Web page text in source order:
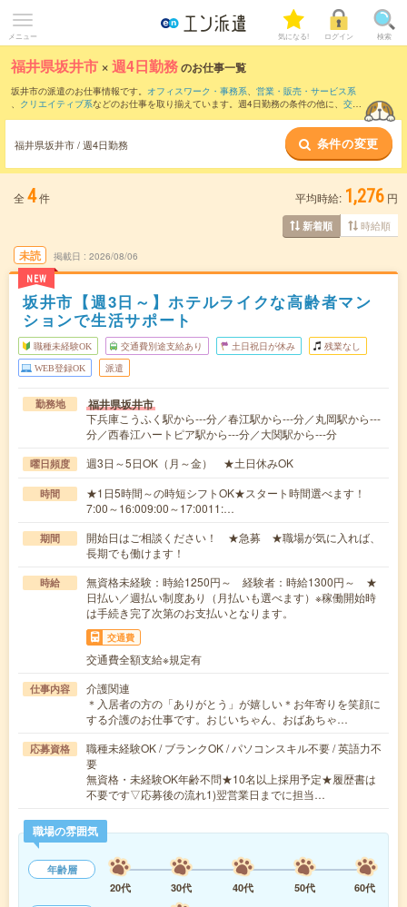
メニュー 気になる! ログイン 検索
福井県坂井市 ×週4日勤務のお仕事一覧
坂井市の派遣のお仕事情報です。 オフィスワーク・事務系、 営業・販売・サービス系
、 クリエイティブ系などのお仕事を取り揃えています。週4日勤務の条件の他に、 交通
福井県坂井市 / 週4日勤務 条件の変更
全 4件 平均時給: 1,276 円
新着順 時給順
未読
NEW
掲載日 2026/08/06
坂井市【週3日～】ホテルライクな高齢者マン
ションで生活サポート
職種未経験OK 交通費別途支給あり 土日祝日が休み 残業なし
WEB登録OK 派遣
勤務地 福井県坂井市
下兵庫こうふく駅から---分／春江駅から---分／丸岡駅から---
分／西春江ハートピア駅から---分／大関駅から---分
曜日頻度 週3日～5日OK（月～金） ★土日休みOK
時間
★1日5時間～の時短シフトOK★スタート時間選べます！
7:00～16:009:00～17:0011:…
期間
開始日はご相談ください！ ★急募 ★職場が気に入れば、
長期でも働けます！
時給
無資格未経験：時給1250円～ 経験者：時給1300円～ ★
日払い／週払い制度あり（月払いも選べます）※稼働開始時
は手続き完了次第のお支払いとなります。
交通費
交通費全額支給※規定有
仕事内容
介護関連
＊入居者の方の「ありがとう」が嬉しい＊お年寄りを笑顔に
する介護のお仕事です。おじいちゃん、おばあちゃ…
応募資格
職種未経験OK / ブランクOK / パソコンスキル不要 / 英語力不
要
無資格・未経験OK年齢不問★10名以上採用予定★履歴書は
不要です▽応募後の流れ1)翌営業日までに担当…
職場の雰囲気
年齢層
20代
30代 40代 50代
60代